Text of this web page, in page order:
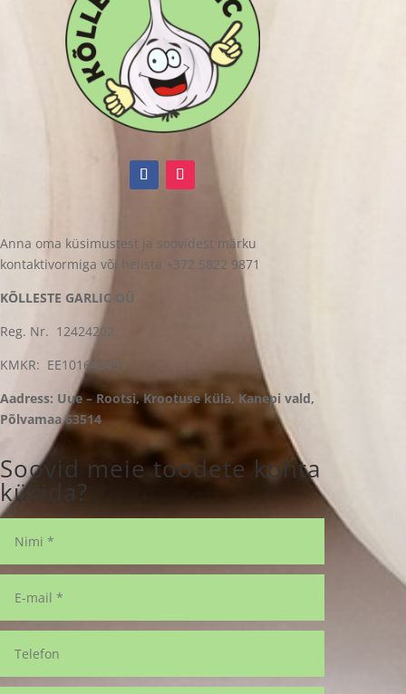
Anna oma küsimustest ja soovidest märku
kontaktivormiga või helista +372 5822 9871
KÕLLESTE GARLIC OÜ
Reg. Nr. 12424202
KMKR: EE101646457
Aadress: Uue – Rootsi, Krootuse küla, Kanepi vald,
Põlvamaa 63514
Soovid meie toodete kohta
küsida?